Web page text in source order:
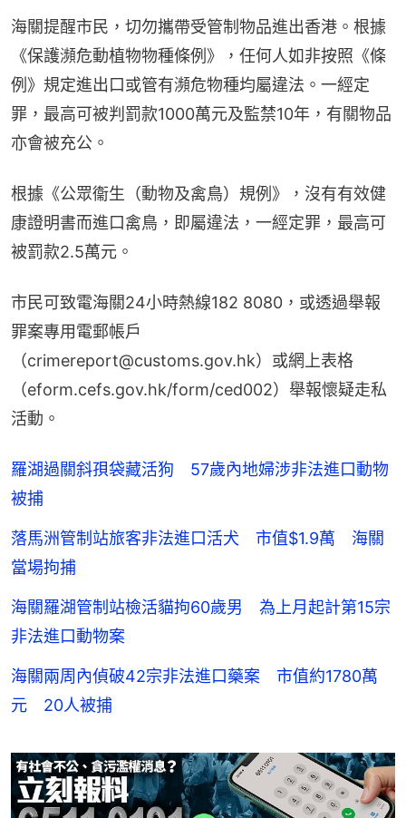
海關提醒市民，切勿攜帶受管制物品進出香港。根據
《保護瀕危動植物物種條例》，任何人如非按照《條
例》規定進出口或管有瀕危物種均屬違法。一經定
罪，最高可被判罰款1000萬元及監禁10年，有關物品
亦會被充公。
根據《公眾衞生（動物及禽鳥）規例》，沒有有效健
康證明書而進口禽鳥，即屬違法，一經定罪，最高可
被罰款2.5萬元。
市民可致電海關24小時熱線182 8080，或透過舉報
罪案專用電郵帳戶
（crimereport@customs.gov.hk）或網上表格
（eform.cefs.gov.hk/form/ced002）舉報懷疑走私
活動。
羅湖過關斜孭袋藏活狗 57歲內地婦涉非法進口動物
被捕
落馬洲管制站旅客非法進口活犬 市值$1.9萬 海關
當場拘捕
海關羅湖管制站檢活貓拘60歲男 為上月起計第15宗
非法進口動物案
海關兩周內偵破42宗非法進口藥案 市值約1780萬
元 20人被捕